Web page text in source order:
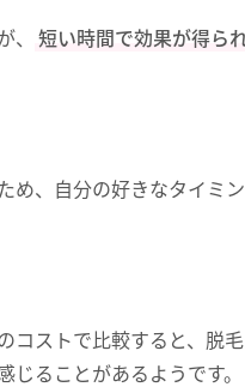
短い時間で効果が得ら
、自分の好きなタイミ
コストで比較すると、脱
ることがあるようです。